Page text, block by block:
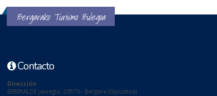
Bergarako Turismo Bulegoa
Contacto
Dirección
ERREKALDE jauregia, 20570 - Bergara (Gipuzkoa)